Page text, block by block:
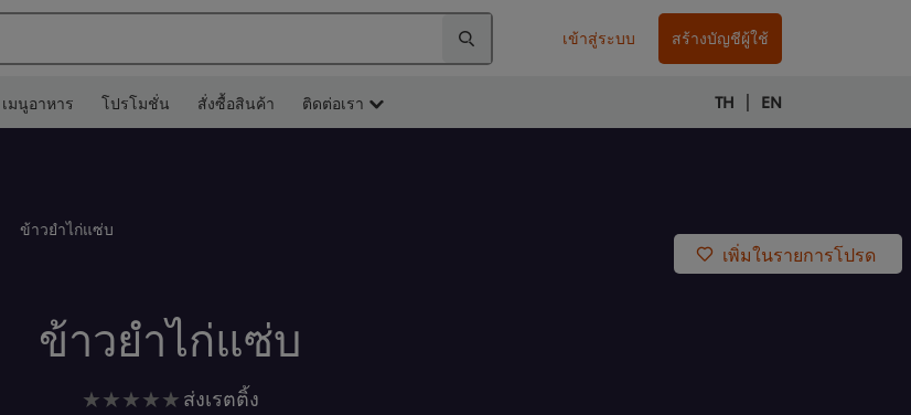
เข้าสู่ระบบ สร้างบัญชีผู้ใช้
เมนูอาหาร โปรโมชั่น สั่งซื้อสินค้า ติดต่อเรา TH | EN
ข้าวยำไก่แซ่บ
เพิ่มในรายการโปรด
ข้าวยำไก่แซ่บ
ไม่มี
ส่งเรตติ้ง